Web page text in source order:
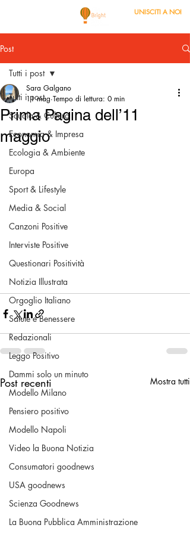
UNISCITI A NOI
Post
Tutti i post
Scuola & Cultura
Economia & Impresa
Ecologia & Ambiente
Europa
Sport & Lifestyle
Media & Social
Canzoni Positive
Interviste Positive
Questionari Positività
Notizia Illustrata
Orgoglio Italiano
Salute e Benessere
Redazionali
Leggo Positivo
Dammi solo un minuto
Modello Milano
Pensiero positivo
Modello Napoli
Video la Buona Notizia
Consumatori goodnews
USA goodnews
Scienza Goodnews
La Buona Pubblica Amministrazione
Tutti i post
Prima Pagina dell’11
maggio
Sara Galgano
11 mag Tempo di lettura: 0 min
Post recenti Mostra tutti